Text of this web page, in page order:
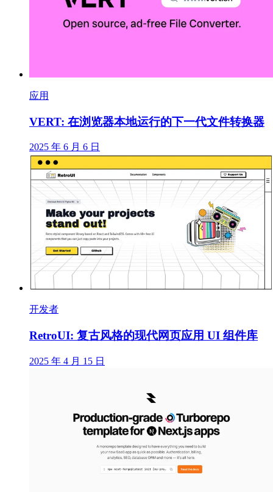
应用
VERT: 在浏览器本地运行的下一代文件转换器
2025 年 6 月 6 日
开发者
RetroUI: 复古风格的现代网页应用 UI 组件库
2025 年 4 月 15 日